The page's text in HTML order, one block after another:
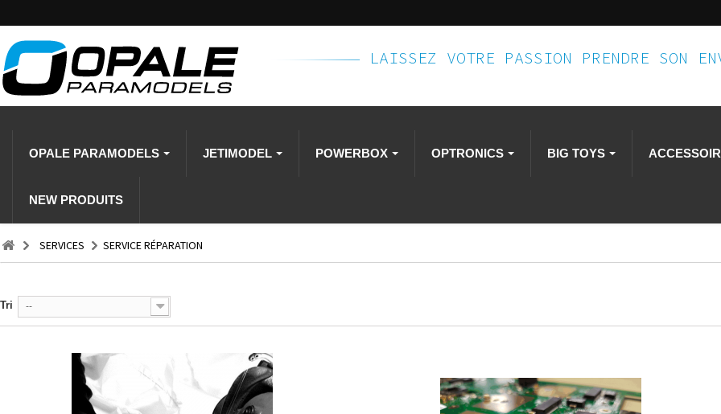
LAISSEZ VOTRE PASSION PRENDRE SON
OPALE PARAMODELS JETIMODEL POWERBOX OPTRONICS BIG TOYS
NEW PRODUITS
SERVICES SERVICE RÉPARATION
Tri --